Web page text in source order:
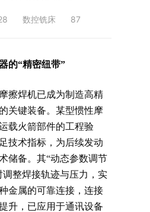
杯（中国）
数控铣床 87
的“精密纽带”
擦焊机已成为制造高精
关键装备。某型惯性摩
载火箭部件的工程验
技术指标，为后续发动
储备。其“动态参数调节
调整焊接轨迹与压力，实
金属的可靠连接，连接
升，已应用于通讯设备